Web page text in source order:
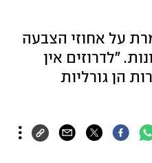
על אחוזי הצבעה
"לדרוזים אין
הן גורליות